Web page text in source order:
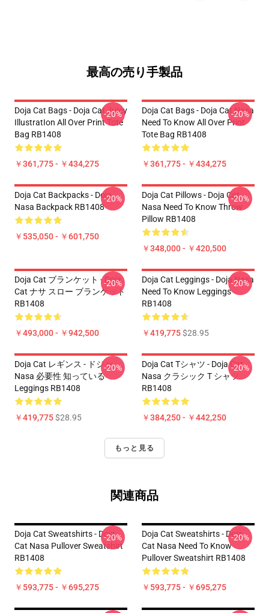
最高の売り手製品
Doja Cat Bags - Doja Cat JuIcy
IllustratIon All Over Print Tote
Bag RB1408
￥361,775 - ￥434,275
-20%
Doja Cat Bags - Doja Cat Nasa
Need To Know All Over Print
Tote Bag RB1408
￥361,775 - ￥434,275
-20%
Doja Cat Backpacks - Doja
Nasa Backpack RB1408
￥535,050 - ￥601,750
-20%
Doja Cat Pillows - Doja Cat
Nasa Need To Know Throw
Pillow RB1408
￥348,000 - ￥420,500
-20%
Doja Cat ブランケット - Doja
Cat ナサ スロー ブランケット
RB1408
￥493,000 - ￥942,500
-20%
Doja Cat Leggings - Doja Nasa
Need To Know Leggings
RB1408
￥419,775$28.95
-20%
Doja Cat レギンス - ドジャ
Nasa 必要性 知っている
Leggings RB1408
￥419,775$28.95
-20%
Doja Cat Tシャツ - Doja Cat
Nasa クラシック T シャツ
RB1408
￥384,250 - ￥442,250
-20%
もっと見る
関連商品
Doja Cat Sweatshirts - Doja
Cat Nasa Pullover Sweatshirt
RB1408
￥593,775 - ￥695,275
-20%
Doja Cat Sweatshirts - Doja
Cat Nasa Need To Know
Pullover Sweatshirt RB1408
￥593,775 - ￥695,275
-20%